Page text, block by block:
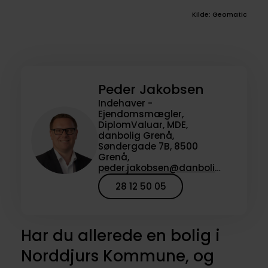
Kilde: Geomatic
Peder Jakobsen
Indehaver -
Ejendomsmægler,
DiplomValuar, MDE,
danbolig Grenå,
Søndergade 7B, 8500
Grenå,
peder.jakobsen@danbolig.dk
28 12 50 05
Har du allerede en bolig i
Norddjurs Kommune, og